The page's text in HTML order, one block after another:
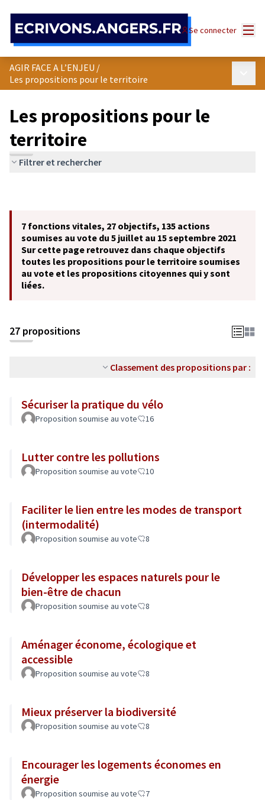
Se connecter
AGIR FACE A L’ENJEU /
Les propositions pour le territoire
Les propositions pour le
territoire
Filtrer et rechercher
7 fonctions vitales, 27 objectifs, 135 actions
soumises au vote du 5 juillet au 15 septembre 2021
Sur cette page retrouvez dans chaque objectifs
toutes les propositions pour le territoire soumises
au vote et les propositions citoyennes qui y sont
liées.
27 propositions
Classement des propositions par :
Sécuriser la pratique du vélo
Proposition soumise au vote 16
Lutter contre les pollutions
Proposition soumise au vote 10
Faciliter le lien entre les modes de transport
(intermodalité)
Proposition soumise au vote 8
Développer les espaces naturels pour le
bien-être de chacun
Proposition soumise au vote 8
Aménager économe, écologique et
accessible
Proposition soumise au vote 8
Mieux préserver la biodiversité
Proposition soumise au vote 8
Encourager les logements économes en
énergie
Proposition soumise au vote 7